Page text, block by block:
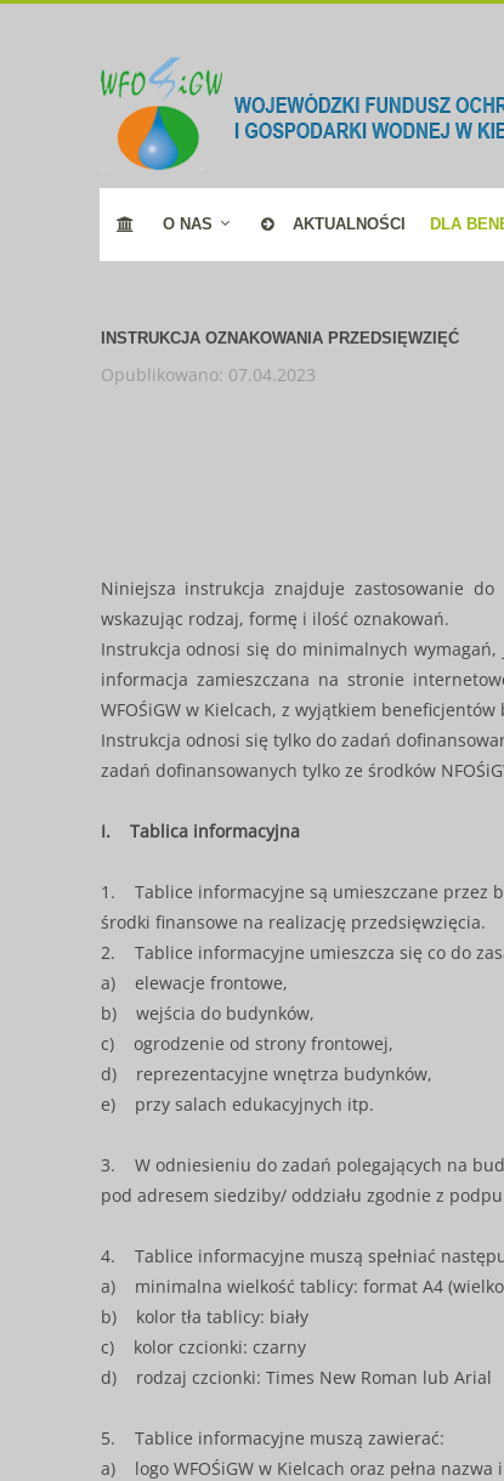
O NAS AKTUALNOŚCI DLA
INSTRUKCJA OZNAKOWANIA PRZEDSIĘWZIĘĆ
Opublikowano: 07.04.2023
Niniejsza instrukcja znajduje zastosowanie
wskazując rodzaj, formę i ilość oznakowań.
Instrukcja odnosi się do minimalnych
informacja zamieszczana na stronie
WFOŚiGW w Kielcach, z wyjątkiem
Instrukcja odnosi się tylko do zadań
zadań dofinansowanych tylko ze środków
I. Tablica informacyjna
1. Tablice informacyjne są umieszczane przez
środki finansowe na realizację przedsięwzięcia.
2. Tablice informacyjne umieszcza się co do
a) elewacje frontowe,
b) wejścia do budynków,
c) ogrodzenie od strony frontowej,
d) reprezentacyjne wnętrza budynków,
e) przy salach edukacyjnych itp.
3. W odniesieniu do zadań polegających na
pod adresem siedziby/ oddziału zgodnie z
4. Tablice informacyjne muszą spełniać
a) minimalna wielkość tablicy: format A4
b) kolor tła tablicy: biały
c) kolor czcionki: czarny
d) rodzaj czcionki: Times New Roman lub Arial
5. Tablice informacyjne muszą zawierać:
a) logo WFOŚiGW w Kielcach oraz pełna